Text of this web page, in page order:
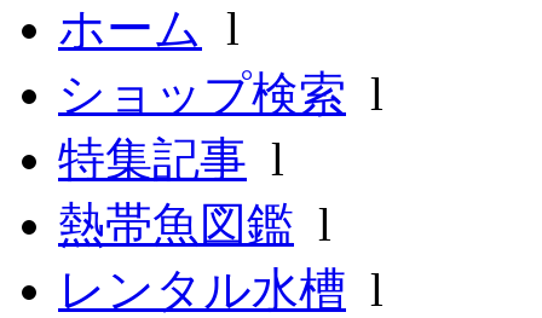
ホーム l
ショップ検索 l
特集記事 l
熱帯魚図鑑 l
レンタル水槽 l